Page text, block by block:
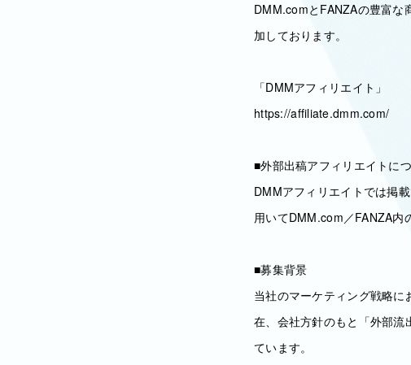
DMM.comとFANZAの豊富な
加しております。
「DMMアフィリエイト」
https://affiliate.dmm.com/
■外部出稿アフィリエイトに
DMMアフィリエイトでは掲
用いてDMM.com／FANZA内
■募集背景
当社のマーケティング戦略
在、会社方針のもと「外部
ています。